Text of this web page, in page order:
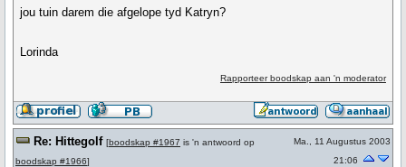
jou tuin darem die afgelope tyd Katryn?
Lorinda
Rapporteer boodskap aan 'n moderator
Re: Hittegolf [boodskap #1967 is 'n antwoord op
boodskap #1966]
Ma., 11 Augustus 2003
21:06